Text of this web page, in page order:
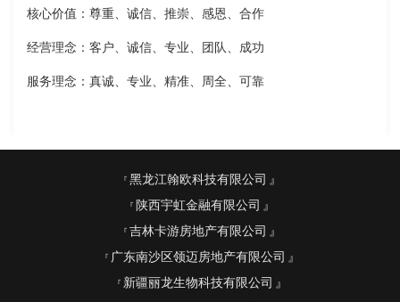
核心价值：尊重、诚信、推崇、感恩、合作
经营理念：客户、诚信、专业、团队、成功
服务理念：真诚、专业、精准、周全、可靠
黑龙江翰欧科技有限公司
陕西宇虹金融有限公司
吉林卡游房地产有限公司
广东南沙区领迈房地产有限公司
新疆丽龙生物科技有限公司